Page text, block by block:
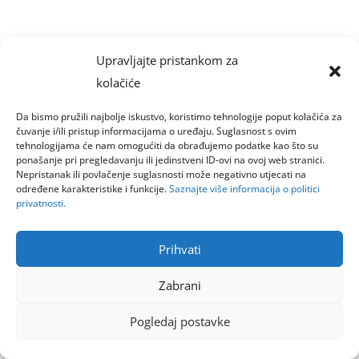
Upravljajte pristankom za
kolačiće
Da bismo pružili najbolje iskustvo, koristimo tehnologije poput kolačića za
čuvanje i/ili pristup informacijama o uređaju. Suglasnost s ovim
tehnologijama će nam omogućiti da obrađujemo podatke kao što su
ponašanje pri pregledavanju ili jedinstveni ID-ovi na ovoj web stranici.
Nepristanak ili povlačenje suglasnosti može negativno utjecati na
određene karakteristike i funkcije.Saznajte više informacija o politici
privatnosti.
Prihvati
Zabrani
Pogledaj postavke